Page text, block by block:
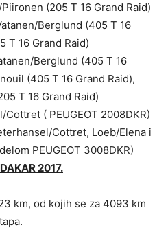
(205 T 16 Grand Raid)
Berglund (405 T 16
T 16 Grand Raid)
Berglund (405 T 16
(405 T 16 Grand Raid),
T 16 Grand Raid)
( PEUGEOT 2008DKR)
Cottret, Loeb/Elena i
PEUGEOT 3008DKR)
2017.
km, od kojih se za 4093 km